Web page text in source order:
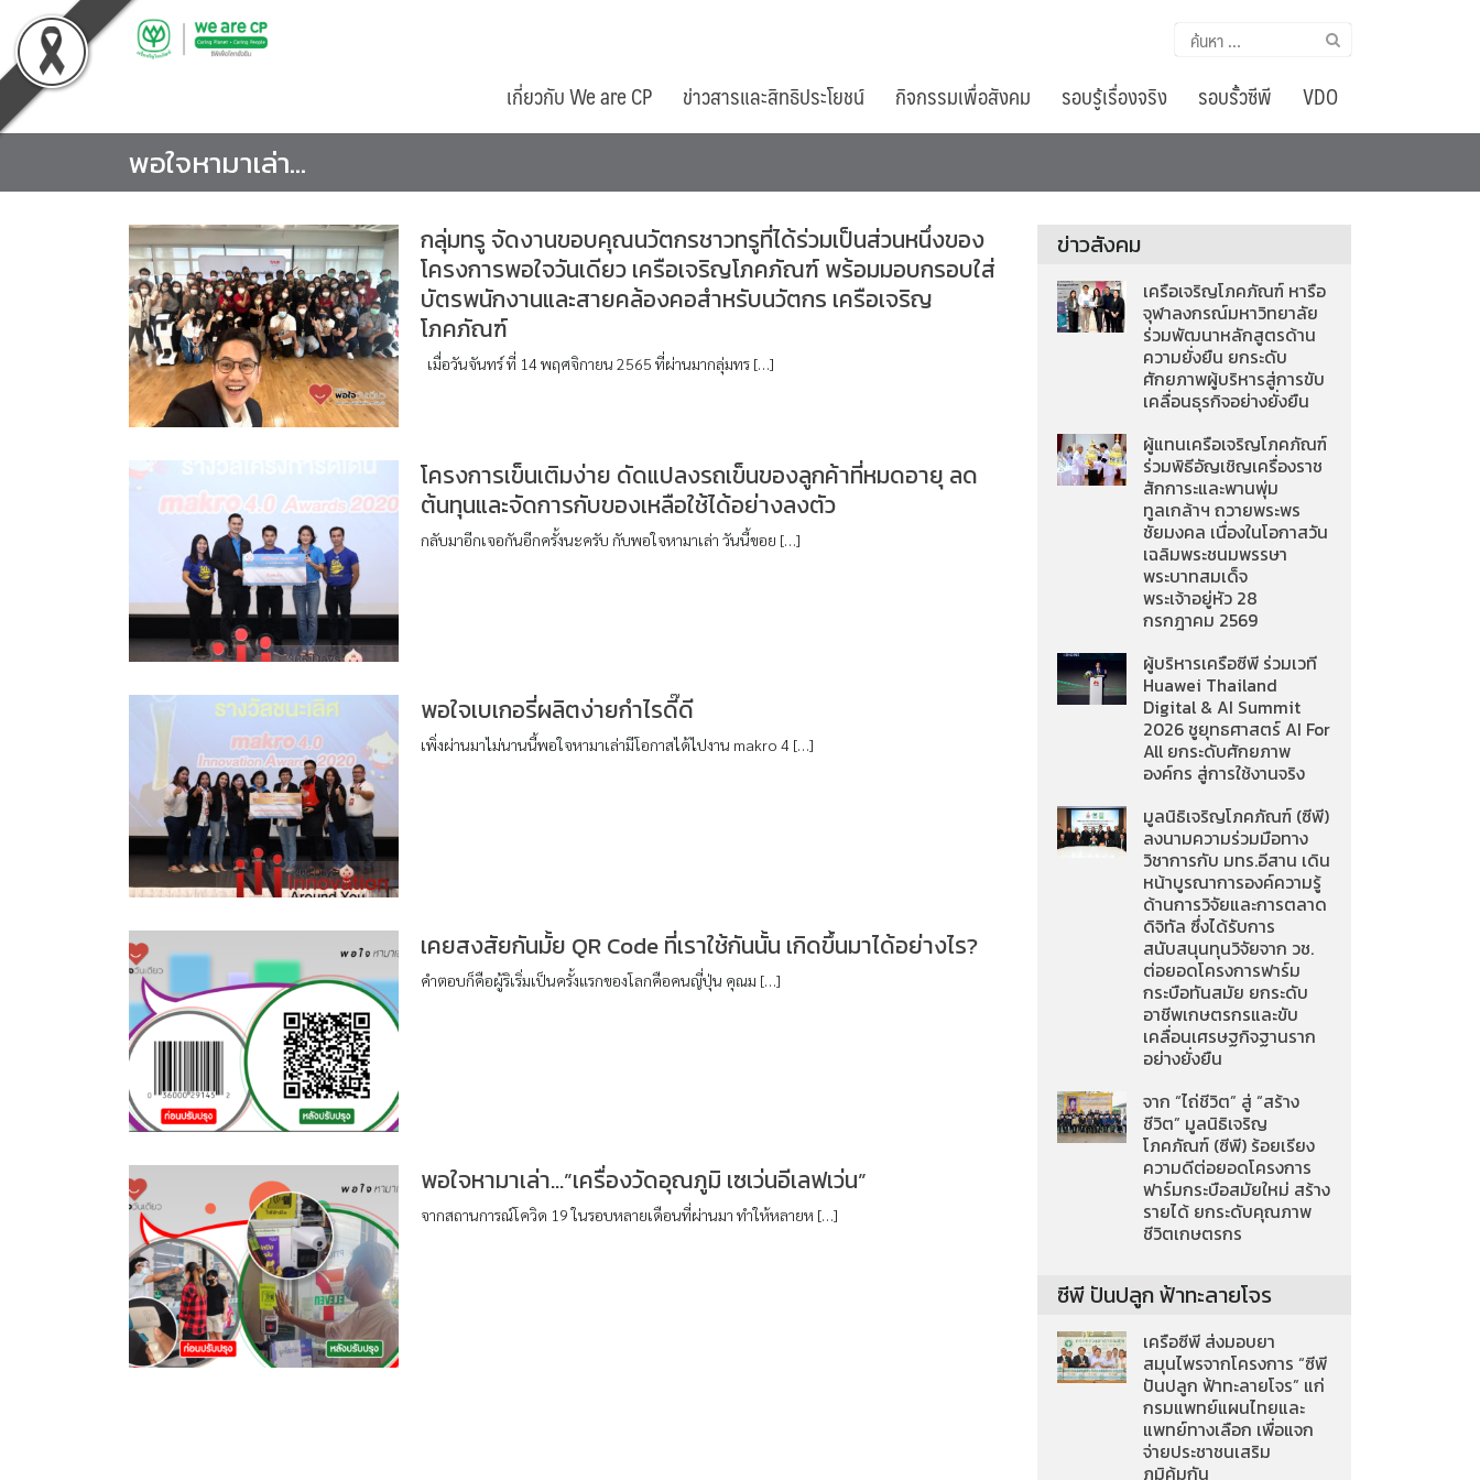
to
content
ค้นหา
เกี่ยวกับ We are CP ข่าวสารและสิทธิประโยชน์ กิจกรรมเพื่อสังคม รอบรู้เรื่องจริง รอบรั้วซีพี VDO
พอใจหามาเล่า…
กลุ่มทรู จัดงานขอบคุณนวัตกรชาวทรูที่ได้ร่วมเป็นส่วนหนึ่งของ
โครงการพอใจวันเดียว เครือเจริญโภคภัณฑ์ พร้อมมอบกรอบใส่
บัตรพนักงานและสายคล้องคอสำหรับนวัตกร เครือเจริญ
โภคภัณฑ์
เมื่อวันจันทร์ ที่ 14 พฤศจิกายน 2565 ที่ผ่านมากลุ่มทร […]
โครงการเข็นเติมง่าย ดัดแปลงรถเข็นของลูกค้าที่หมดอายุ ลด
ต้นทุนและจัดการกับของเหลือใช้ได้อย่างลงตัว
กลับมาอีกเจอกันอีกครั้งนะครับ กับพอใจหามาเล่า วันนี้ขอย […]
พอใจเบเกอรี่ผลิตง่ายกำไรดี๊ดี
เพิ่งผ่านมาไม่นานนี้พอใจหามาเล่ามีโอกาสได้ไปงาน makro 4 […]
เคยสงสัยกันมั้ย QR Code ที่เราใช้กันนั้น เกิดขึ้นมาได้อย่างไร?
คำตอบก็คือผู้ริเริ่มเป็นครั้งแรกของโลกคือคนญี่ปุ่น คุณม […]
พอใจหามาเล่า…”เครื่องวัดอุณภูมิ เซเว่นอีเลฟเว่น”
จากสถานการณ์โควิด 19 ในรอบหลายเดือนที่ผ่านมา ทำให้หลายห […]
ข่าวสังคม
เครือเจริญโภคภัณฑ์ หารือ
จุฬาลงกรณ์มหาวิทยาลัย
ร่วมพัฒนาหลักสูตรด้าน
ความยั่งยืน ยกระดับ
ศักยภาพผู้บริหารสู่การขับ
เคลื่อนธุรกิจอย่างยั่งยืน
ผู้แทนเครือเจริญโภคภัณฑ์
ร่วมพิธีอัญเชิญเครื่องราช
สักการะและพานพุ่ม
ทูลเกล้าฯ ถวายพระพร
ชัยมงคล เนื่องในโอกาสวัน
เฉลิมพระชนมพรรษา
พระบาทสมเด็จ
พระเจ้าอยู่หัว 28
กรกฎาคม 2569
ผู้บริหารเครือซีพี ร่วมเวที
Huawei Thailand
Digital & AI Summit
2026 ชูยุทธศาสตร์ AI For
All ยกระดับศักยภาพ
องค์กร สู่การใช้งานจริง
มูลนิธิเจริญโภคภัณฑ์ (ซีพี)
ลงนามความร่วมมือทาง
วิชาการกับ มทร.อีสาน เดิน
หน้าบูรณาการองค์ความรู้
ด้านการวิจัยและการตลาด
ดิจิทัล ซึ่งได้รับการ
สนับสนุนทุนวิจัยจาก วช.
ต่อยอดโครงการฟาร์ม
กระบือทันสมัย ยกระดับ
อาชีพเกษตรกรและขับ
เคลื่อนเศรษฐกิจฐานราก
อย่างยั่งยืน
จาก “ไถ่ชีวิต” สู่ “สร้าง
ชีวิต” มูลนิธิเจริญ
โภคภัณฑ์ (ซีพี) ร้อยเรียง
ความดีต่อยอดโครงการ
ฟาร์มกระบือสมัยใหม่ สร้าง
รายได้ ยกระดับคุณภาพ
ชีวิตเกษตรกร
ซีพี ปันปลูก ฟ้าทะลายโจร
เครือซีพี ส่งมอบยา
สมุนไพรจากโครงการ “ซีพี
ปันปลูก ฟ้าทะลายโจร” แก่
กรมแพทย์แผนไทยและ
แพทย์ทางเลือก เพื่อแจก
จ่ายประชาชนเสริม
ภูมิคุ้มกัน